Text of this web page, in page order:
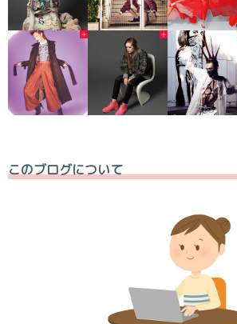
このブログについて